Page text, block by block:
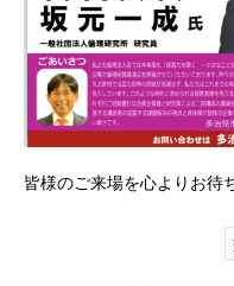
皆様のご来場を心よりお待